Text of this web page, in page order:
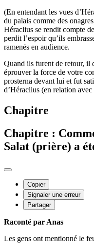
(En entendant les vues
du palais comme des
Héraclius se rendit compte
perdit l’espoir qu’ils
ramenés en audience.
Quand ils furent de retour, il
éprouver la force de votre
prosterna devant lui et fut
d’Héraclius (en relation avec
Chapitre
Chapitre :
Salat (prière) a
Copier
Signaler une erreur
Partager
Raconté par Anas
Les gens ont mentionné le